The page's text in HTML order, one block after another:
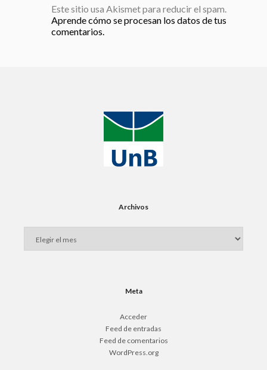
Este sitio usa Akismet para reducir el spam.
Aprende cómo se procesan los datos de tus
comentarios.
Archivos
Meta
Acceder
Feed de entradas
Feed de comentarios
WordPress.org